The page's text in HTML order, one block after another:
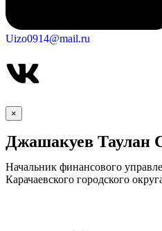
Uizo0914@mail.ru
×
Джашакуев Таулан
Начальник финансового
Карачаевского городского